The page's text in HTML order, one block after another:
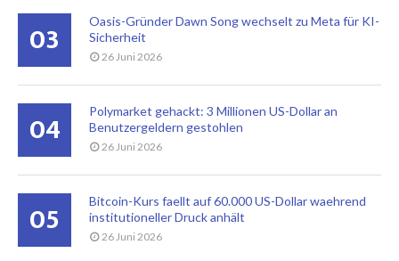
03
Oasis-Gründer Dawn Song wechselt zu Meta für KI-
Sicherheit
26 Juni 2026
04
Polymarket gehackt: 3 Millionen US-Dollar an
Benutzergeldern gestohlen
26 Juni 2026
05
Bitcoin-Kurs faellt auf 60.000 US-Dollar waehrend
institutioneller Druck anhält
26 Juni 2026